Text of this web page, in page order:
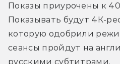
Показы приурочены к
Показывать будут 4К-
которую одобрили
сеансы пройдут на
русскими субтитрами.